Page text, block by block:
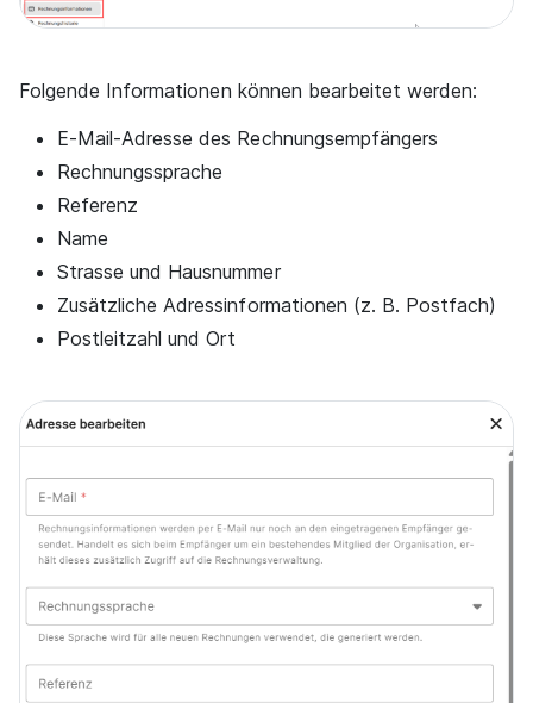
Folgende Informationen können bearbeitet werden:
E-Mail-Adresse des Rechnungsempfängers
Rechnungssprache
Referenz
Name
Strasse und Hausnummer
Zusätzliche Adressinformationen (z. B. Postfach)
Postleitzahl und Ort